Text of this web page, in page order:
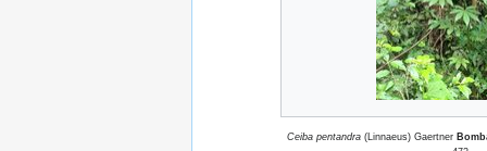
Ceiba pentandra (Linnaeus) Gaertner